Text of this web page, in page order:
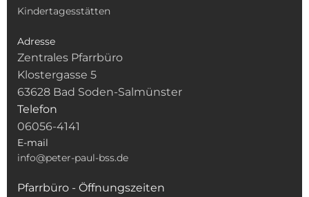
Kindertagesstätten
Adresse
Zentrales Pfarrbüro
Klostergasse 5
63628 Bad Soden-Salmünster
Telefon
06056-4141
E-mail
info@peter-paul-bss.de
Pfarrbüro - Öffnungszeiten